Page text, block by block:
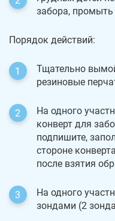
забора, промыть
Порядок действий:
Тщательно
резиновые
На одного
конверт для
подпишите,
стороне
после взятия
На одного
зондами (2